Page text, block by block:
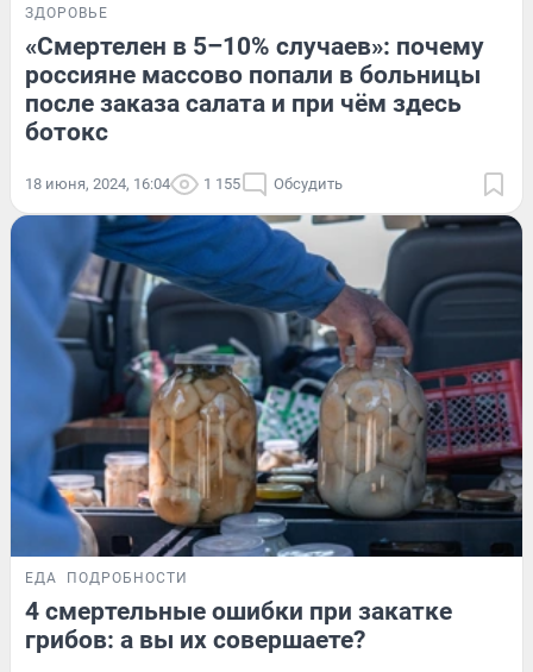
ЗДОРОВЬЕ
«Смертелен в 5–10% случаев»: почему
россияне массово попали в больницы
после заказа салата и при чём здесь
ботокс
18 июня, 2024, 16:04 1 155 Обсудить
ЕДА ПОДРОБНОСТИ
4 смертельные ошибки при закатке
грибов: а вы их совершаете?